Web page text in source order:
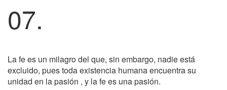
07.
La fe es un milagro del que, sin embargo, nadie está
excluido, pues toda existencia humana encuentra su
unidad en la pasión , y la fe es una pasión.